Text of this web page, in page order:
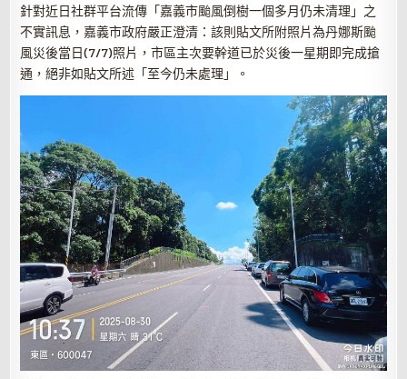
針對近日社群平台流傳「嘉義市颱風倒樹一個多月仍未清理」之
不實訊息， 嘉義市政府嚴正澄清：該則貼文所附照片為丹娜斯颱
風災後當日(7/7)照片，市區主次要幹道已於災後一星期即完成搶
通，絕非如貼文所述「至今仍未處理」。